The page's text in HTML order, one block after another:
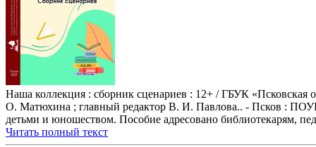
Наша коллекция : сборник сценариев : 12+ / ГБУК «Псковская
О. Матюхина ; главный редактор В. И. Павлова.. - Псков :
детьми и юношеством. Пособие адресовано библиотекарям,
Читать полный текст